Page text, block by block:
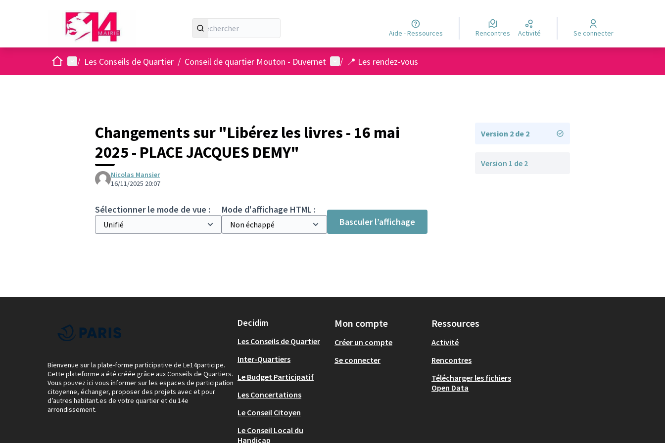
Aide - Ressources Rencontres Activité Se connecter
AccueilMenu principal
/ Les Conseils de Quartier / Conseil de quartier Mouton - Duvernet Menu utilisateur
/ 📍 Les rendez-vous
Changements sur "Libérez les livres - 16 mai
2025 - PLACE JACQUES DEMY"
Nicolas Mansier
16/11/2025 20:07
Sélectionner le mode de vue :
Mode d'affichage HTML :
Basculer l’affichage
Version 2 de 2
Version 1 de 2
Bienvenue sur la plate-forme participative de Le14participe.
Cette plateforme a été créée grâce aux Conseils de Quartiers.
Vous pouvez ici vous informer sur les espaces de participation
citoyenne, échanger, proposer des projets avec et pour
d’autres habitant.es de votre quartier et du 14e
arrondissement.
Decidim
Les Conseils de Quartier
Inter-Quartiers
Le Budget Participatif
Les Concertations
Le Conseil Citoyen
Le Conseil Local du
Handicap
Mon compte
Créer un compte
Se connecter
Ressources
Activité
Rencontres
Télécharger les fichiers
Open Data